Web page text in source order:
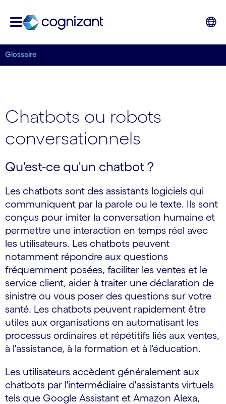
Glossaire
Chatbots ou robots
conversationnels
Qu'est-ce qu'un chatbot ?
Les chatbots sont des assistants logiciels qui
communiquent par la parole ou le texte. Ils sont
conçus pour imiter la conversation humaine et
permettre une interaction en temps réel avec
les utilisateurs. Les chatbots peuvent
notamment répondre aux questions
fréquemment posées, faciliter les ventes et le
service client, aider à traiter une déclaration de
sinistre ou vous poser des questions sur votre
santé. Les chatbots peuvent rapidement être
utiles aux organisations en automatisant les
processus ordinaires et répétitifs liés aux ventes,
à l'assistance, à la formation et à l'éducation.
Les utilisateurs accèdent généralement aux
chatbots par l'intermédiaire d'assistants virtuels
tels que Google Assistant et Amazon Alexa,